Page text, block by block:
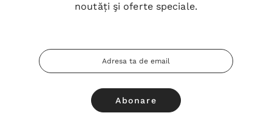
noutăți şi oferte speciale.
Adresa
Email